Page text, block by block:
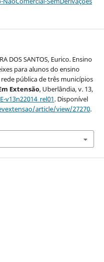
DOS SANTOS, Eurico. Ensino
para alunos do ensino
pública de três municípios
Extensão, Uberlândia, v. 13,
v13n22014_rel01. Disponível
article/view/27270.